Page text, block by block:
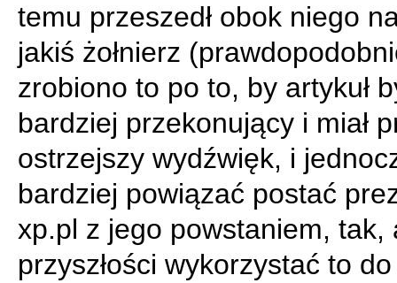
temu przeszedł obok niego
jakiś żołnierz
zrobiono to po to, by artykuł
bardziej przekonujący i miał
ostrzejszy wydźwięk, i
bardziej powiązać postać
xp.pl z jego powstaniem, tak,
przyszłości wykorzystać to